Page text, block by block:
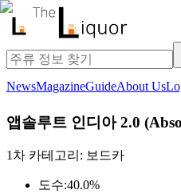
NewsMagazineGuideAbout Us
앱솔루트 인디아 2.0 (
1차 카테고리: 보드카
도수:40.0%